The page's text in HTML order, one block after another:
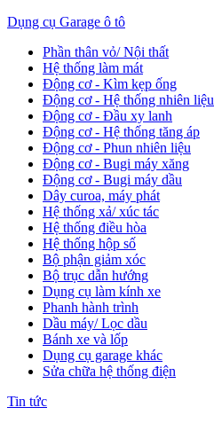
Dụng cụ Garage ô tô
Phần thân vỏ/ Nội thất
Hệ thống làm mát
Động cơ - Kìm kẹp ống
Động cơ - Hệ thống nhiên liệu
Động cơ - Đầu xy lanh
Động cơ - Hệ thống tăng áp
Động cơ - Phun nhiên liệu
Động cơ - Bugi máy xăng
Động cơ - Bugi máy dầu
Dây curoa, máy phát
Hệ thống xả/ xúc tác
Hệ thống điều hòa
Hệ thống hộp số
Bộ phận giảm xóc
Bộ trục dẫn hướng
Dụng cụ làm kính xe
Phanh hành trình
Dầu máy/ Lọc dầu
Bánh xe và lốp
Dụng cụ garage khác
Sửa chữa hệ thống điện
Tin tức